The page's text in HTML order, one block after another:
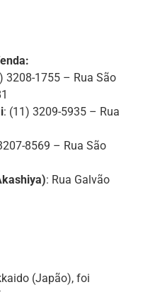
3208-1755 – Rua São
: (11) 3209-5935 – Rua
8569 – Rua São
: Rua Galvão
(Japão), foi